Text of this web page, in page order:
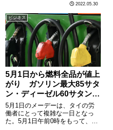
昨年3月、コロナ禍の業績不振で
突如閉鎖され、従業員1,250人へ
の法廷解雇保証金が未払い
に………
2022.05.30
ビジネス
5月1日から燃料全品が値上
がり ガソリン最大85サタ
ン・ディーゼル60サタン
増、中東紛争の直撃が続く
5月1日のメーデーは、タイの労
働者にとって複雑な一日となっ
た。5月1日午前0時をもって、タ